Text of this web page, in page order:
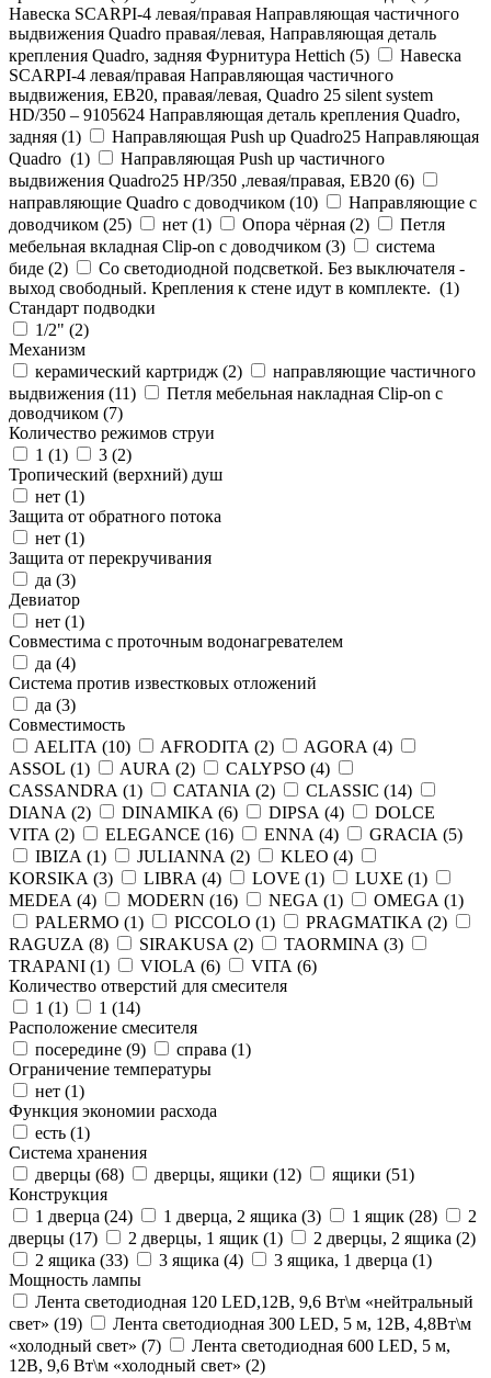
Навеска SCARPI-4 левая/правая Направляющая частичного
выдвижения Quadro правая/левая, Направляющая деталь
крепления Quadro, задняя Фурнитура Hettich (5)
Навеска
SCARPI-4 левая/правая Направляющая частичного
выдвижения, ЕВ20, правая/левая, Quadro 25 silent system
HD/350 – 9105624 Направляющая деталь крепления Quadro,
задняя (1)
Направляющая Push up Quadro25 Направляющая
Quadro (1)
Направляющая Push up частичного
выдвижения Quadro25 НР/350 ,левая/правая, ЕВ20 (6)
направляющие Quadro с доводчиком (10)
Направляющие с
доводчиком (25) нет (1) Опора чёрная (2)
Петля
мебельная вкладная Clip-on с доводчиком (3)
система
биде (2)
Со светодиодной подсветкой. Без выключателя -
выход свободный. Крепления к стене идут в комплекте. (1)
Стандарт подводки
1/2" (2)
Механизм
керамический картридж (2)
направляющие частичного
выдвижения (11)
Петля мебельная накладная Clip-on с
доводчиком (7)
Количество режимов струи
1 (1) 3 (2)
Тропический (верхний) душ
нет (1)
Защита от обратного потока
нет (1)
Защита от перекручивания
да (3)
Девиатор
нет (1)
Совместима с проточным водонагревателем
да (4)
Система против известковых отложений
да (3)
Совместимость
AELITA (10) AFRODITA (2) AGORA (4)
ASSOL (1) AURA (2) CALYPSO (4)
CASSANDRA (1) CATANIA (2) CLASSIC (14)
DIANA (2) DINAMIKA (6) DIPSA (4)
DOLCE
VITA (2) ELEGANCE (16) ENNA (4) GRACIA (5)
IBIZA (1) JULIANNA (2) KLEO (4)
KORSIKA (3) LIBRA (4) LOVE (1) LUXE (1)
MEDEA (4) MODERN (16) NEGA (1) OMEGA (1)
PALERMO (1) PICCOLO (1) PRAGMATIKA (2)
RAGUZA (8) SIRAKUSA (2) TAORMINA (3)
TRAPANI (1) VIOLA (6) VITA (6)
Количество отверстий для смесителя
1 (1) 1 (14)
Расположение смесителя
посередине (9) справа (1)
Ограничение температуры
нет (1)
Функция экономии расхода
есть (1)
Система хранения
дверцы (68) дверцы, ящики (12) ящики (51)
Конструкция
1 дверца (24) 1 дверца, 2 ящика (3) 1 ящик (28)
2
дверцы (17) 2 дверцы, 1 ящик (1) 2 дверцы, 2 ящика (2)
2 ящика (33) 3 ящика (4) 3 ящика, 1 дверца (1)
Мощность лампы
Лента светодиодная 120 LED,12В, 9,6 Вт\м «нейтральный
свет» (19)
Лента светодиодная 300 LED, 5 м, 12В, 4,8Вт\м
«холодный свет» (7)
Лента светодиодная 600 LED, 5 м,
12В, 9,6 Вт\м «холодный свет» (2)